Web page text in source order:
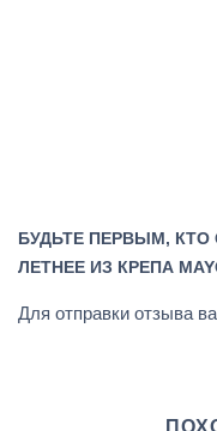
БУДЬТЕ ПЕРВЫМ,
ЛЕТНЕЕ ИЗ КРЕПА
Для отправки отзыва